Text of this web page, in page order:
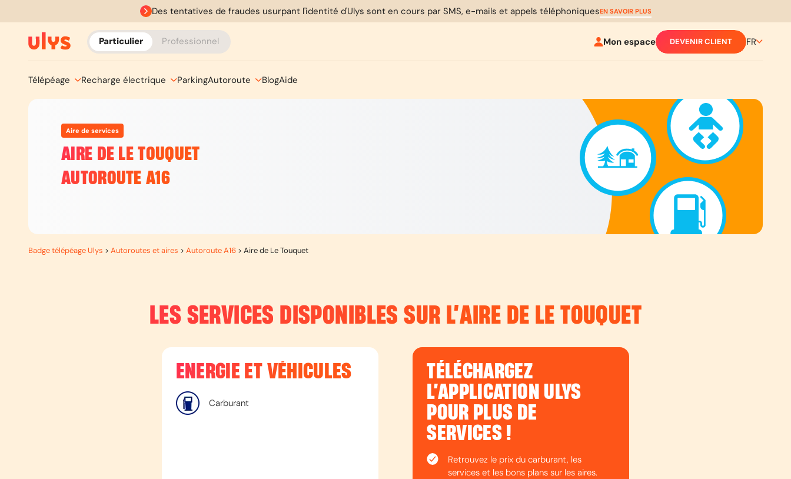
Des tentatives de fraudes usurpant l'identité d'Ulys sont en cours par SMS, e-mails et appels téléphoniquesEN SAVOIR PLUS
Particulier Professionnel Mon espace DEVENIR CLIENT FR
Télépéage Recharge électrique ParkingAutoroute BlogAide
Aire de services
AIRE DE LE TOUQUET
AUTOROUTE A16
Badge télépéage Ulys > Autoroutes et aires > Autoroute A16 > Aire de Le Touquet
LES SERVICES DISPONIBLES SUR L’AIRE DE LE TOUQUET
ENERGIE ET VÉHICULES
Carburant
TÉLÉCHARGEZ
L’APPLICATION ULYS
POUR PLUS DE
SERVICES !
Retrouvez le prix du carburant, les
services et les bons plans sur les aires.